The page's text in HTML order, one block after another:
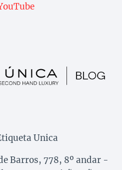
Unica
Barros, 778, 8º andar -